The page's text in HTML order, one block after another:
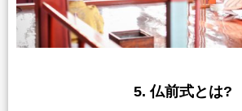
5. 仏前式とは?